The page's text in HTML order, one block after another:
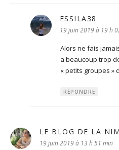
ESSILA38
19 juin 2019 à 19 h
Alors ne fais
a beaucoup trop
« petits groupes »
RÉPONDRE
LE BLOG DE LA
19 juin 2019 à 13 h 51 min